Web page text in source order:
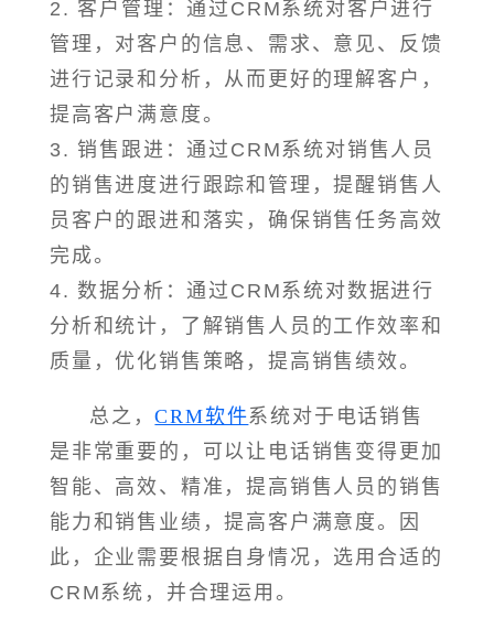
2. 客户管理：通过CRM系统对客户进行
管理，对客户的信息、需求、意见、反馈
进行记录和分析，从而更好的理解客户，
提高客户满意度。
3. 销售跟进：通过CRM系统对销售人员
的销售进度进行跟踪和管理，提醒销售人
员客户的跟进和落实，确保销售任务高效
完成。
4. 数据分析：通过CRM系统对数据进行
分析和统计，了解销售人员的工作效率和
质量，优化销售策略，提高销售绩效。
总之，CRM软件系统对于电话销售
是非常重要的，可以让电话销售变得更加
智能、高效、精准，提高销售人员的销售
能力和销售业绩，提高客户满意度。因
此，企业需要根据自身情况，选用合适的
CRM系统，并合理运用。